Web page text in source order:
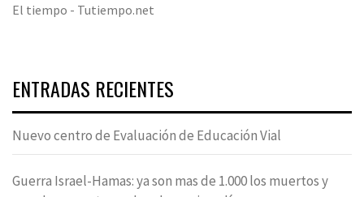
El tiempo - Tutiempo.net
ENTRADAS RECIENTES
Nuevo centro de Evaluación de Educación Vial
Guerra Israel-Hamas: ya son mas de 1.000 los muertos y